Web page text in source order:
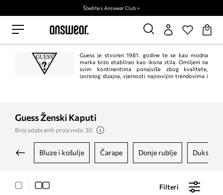
Štedite s Answear Club >
Guess je stvoren 1981. godine te se kao modna
marka brzo etablirao kao ikona stila. Omiljeni na
svim kontinentima ponajviše zbog kvalitete,
izvrsnog dizajna, vjernosti najnovijim trendovima i
Guess Ženski Kaputi
Broj odabranih proizvoda: 30
bluze i košulje čarape donje rublje
Filteri